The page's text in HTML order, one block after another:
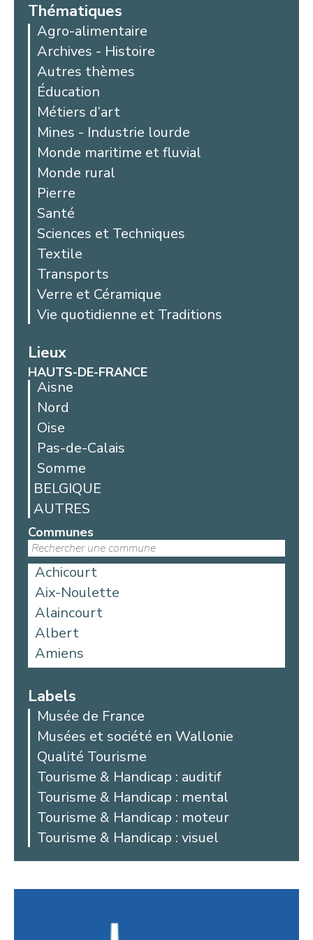
Thématiques
Agro-alimentaire
Archives - Histoire
Autres thèmes
Éducation
Métiers d’art
Mines - Industrie lourde
Monde maritime et fluvial
Monde rural
Pierre
Santé
Sciences et Techniques
Textile
Transports
Verre et Céramique
Vie quotidienne et Traditions
Lieux
HAUTS-DE-FRANCE
Aisne
Nord
Oise
Pas-de-Calais
Somme
BELGIQUE
AUTRES
Communes
Achicourt
Aix-Noulette
Alaincourt
Albert
Amiens
Aniche
Argoules
Arques
Arras
Auby
Avesnes-les-Aubert
Bailleul
Beaucamps-Ligny
Beaurains
Labels
Musée de France
Musées et société en Wallonie
Qualité Tourisme
Tourisme & Handicap : auditif
Tourisme & Handicap : mental
Tourisme & Handicap : moteur
Tourisme & Handicap : visuel